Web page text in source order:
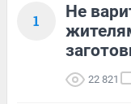
1
Не
22 821